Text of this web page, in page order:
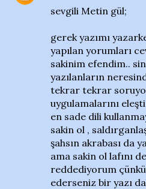
sevgili Metin gül;
gerek yazımı
yapılan yorumları
sakinim efendim..
yazılanların
tekrar tekrar
uygulamalarını
en sade dili
sakin ol ,
şahsın akrabası da
ama sakin ol lafını
reddediyorum
ederseniz bir yazı